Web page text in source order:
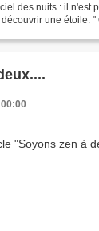
des nuits : il n'est
une étoile. "